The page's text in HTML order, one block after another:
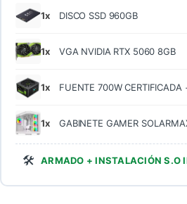
1x DISCO SSD 960GB
1x VGA NVIDIA RTX 5060 8GB
1x FUENTE 700W CERTIFICADA
1x GABINETE GAMER
🛠️ ARMADO + INSTALACIÓN S.O